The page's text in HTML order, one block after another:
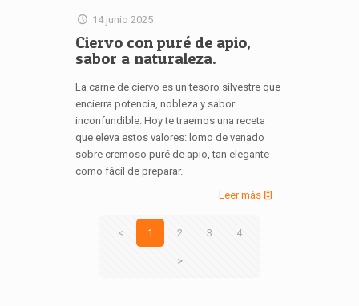
14 junio 2025
Ciervo con puré de apio,
sabor a naturaleza.
La carne de ciervo es un tesoro silvestre que
encierra potencia, nobleza y sabor
inconfundible. Hoy te traemos una receta
que eleva estos valores: lomo de venado
sobre cremoso puré de apio, tan elegante
como fácil de preparar.
Leer más
< 1 2 3 4
>